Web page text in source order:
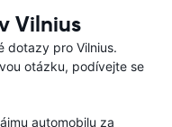
Vilnius
dotazy pro Vilnius.
otázku, podívejte se
automobilu za